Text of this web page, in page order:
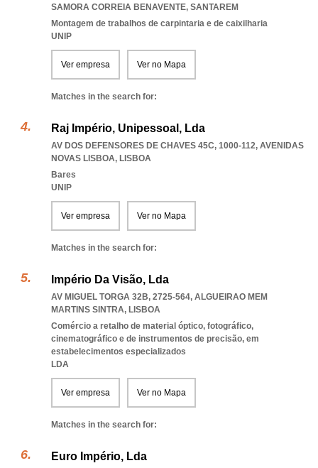
SAMORA CORREIA BENAVENTE, SANTAREM
Montagem de trabalhos de carpintaria e de caixilharia
UNIP
Ver empresa Ver no Mapa
Matches in the search for:
Raj Império, Unipessoal, Lda
AV DOS DEFENSORES DE CHAVES 45C, 1000-112, AVENIDAS
NOVAS LISBOA, LISBOA
Bares
UNIP
Ver empresa Ver no Mapa
Matches in the search for:
Império Da Visão, Lda
AV MIGUEL TORGA 32B, 2725-564, ALGUEIRAO MEM
MARTINS SINTRA, LISBOA
Comércio a retalho de material óptico, fotográfico,
cinematográfico e de instrumentos de precisão, em
estabelecimentos especializados
LDA
Ver empresa Ver no Mapa
Matches in the search for:
Euro Império, Lda